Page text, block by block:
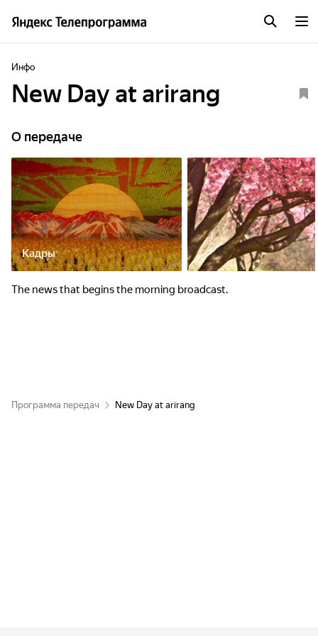
Инфо
New Day at arirang
О передаче
Кадры
The news that begins the morning broadcast.
Программа передач New Day at arirang